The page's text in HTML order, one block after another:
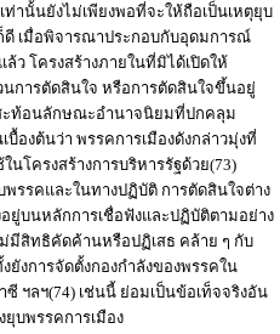
านั้นยังไม่เพียงพอที่จะให้ถือเป็นเหตุยุบ
ดี เมื่อพิจารณาประกอบกับอุดมการณ์
ว โครงสร้างภายในที่มิได้เปิดให้
การตัดสินใจ หรือการตัดสินใจขึ้นอยู่
ะท้อนลักษณะอำนาจนิยมที่ปกคลุม
องต้นว่า พรรคการเมืองดังกล่าวมุ่งที่
โครงสร้างการบริหารรัฐด้วย(73)
พรรคและในทางปฏิบัติ การตัดสินใจต่าง
อยู่บนหลักการเชื่อฟังและปฏิบัติตามอย่าง
ม่มีสิทธิคัดค้านหรือปฏิเสธ คล้าย ๆ กับ
งการจัดตั้งกองกำลังของพรรคใน
ซี ฯลฯ(74) เช่นนี้ ย่อมเป็นข้อเท็จจริงอัน
บพรรคการเมือง